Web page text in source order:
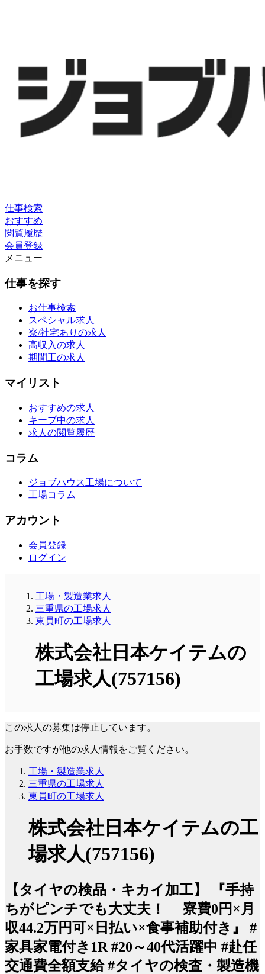
仕事検索
おすすめ
閲覧履歴
会員登録
メニュー
仕事を探す
お仕事検索
スペシャル求人
寮/社宅ありの求人
高収入の求人
期間工の求人
マイリスト
おすすめの求人
キープ中の求人
求人の閲覧履歴
コラム
ジョブハウス工場について
工場コラム
アカウント
会員登録
ログイン
工場・製造業求人
三重県の工場求人
東員町の工場求人
株式会社日本ケイテムの
工場求人(757156)
この求人の募集は停止しています。
お手数ですが他の求人情報をご覧ください。
工場・製造業求人
三重県の工場求人
東員町の工場求人
株式会社日本ケイテムの工
場求人(757156)
【タイヤの検品・キカイ加工】 『手持
ちがピンチでも大丈夫！ 寮費0円×月
収44.2万円可×日払い×食事補助付き』 #
家具家電付き1R #20～40代活躍中 #赴任
交通費全額支給 #タイヤの検査・製造機